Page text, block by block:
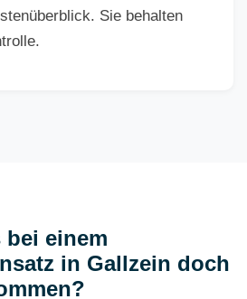
Sie behalten
bei einem
in Gallzein doch